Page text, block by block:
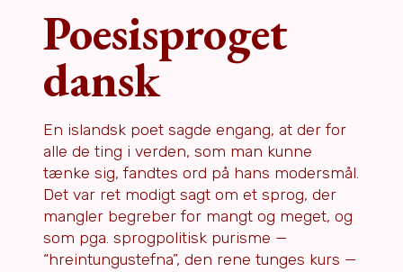
Poesisproget
dansk
En islandsk poet sagde engang, at der for
alle de ting i verden, som man kunne
tænke sig, fandtes ord på hans modersmål.
Det var ret modigt sagt om et sprog, der
mangler begreber for mangt og meget, og
som pga. sprogpolitisk purisme —
“hreintungustefna”, den rene tunges kurs —